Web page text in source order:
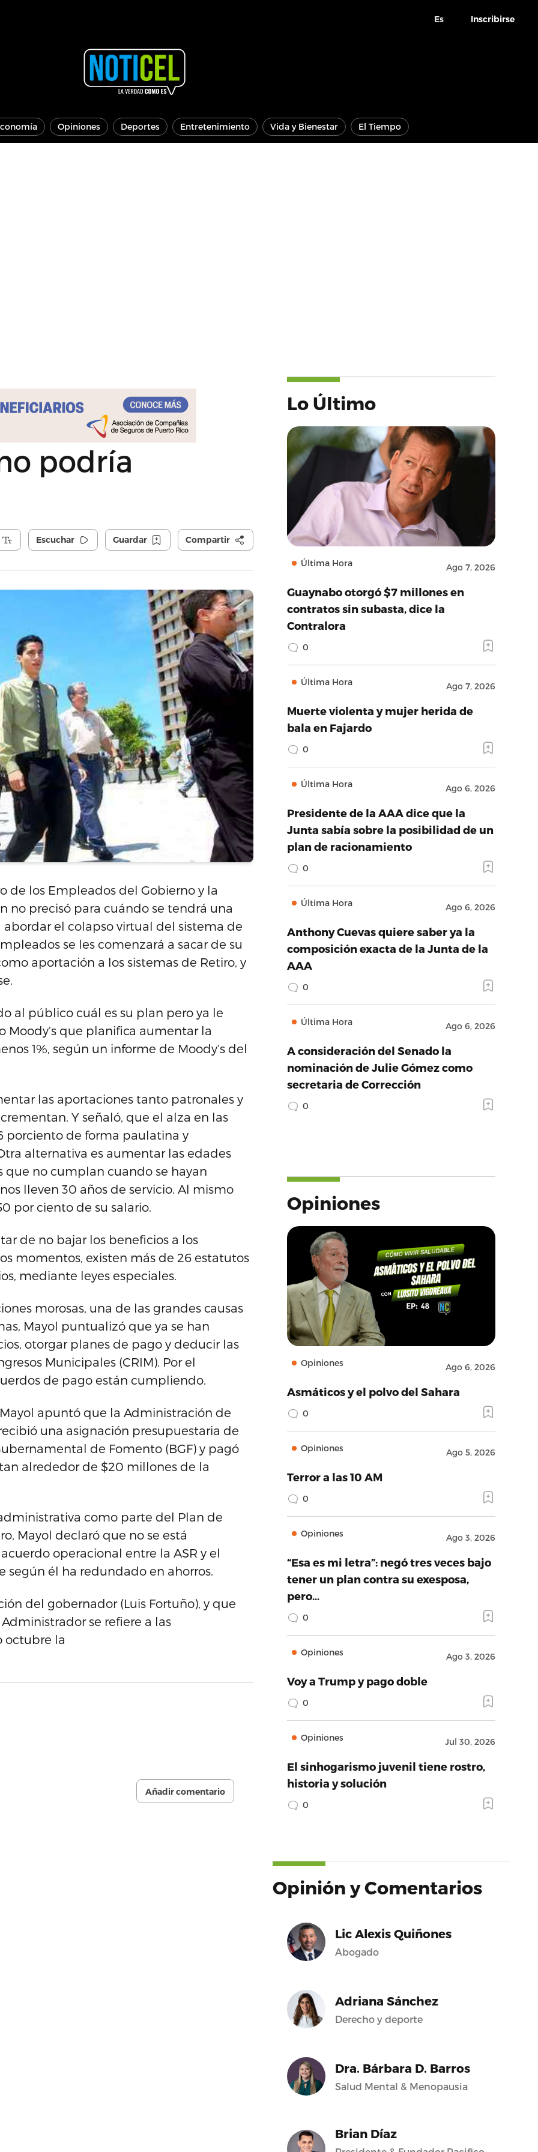
Es Inscribirse
Opiniones Deportes Entretenimiento Vida y Bienestar El Tiempo
podría
Escuchar Guardar Compartir
de los Empleados del Gobierno y la
no precisó para cuándo se tendrá una
el colapso virtual del sistema de
se les comenzará a sacar de su
aportación a los sistemas de Retiro, y
al público cuál es su plan pero ya le
que planifica aumentar la
1%, según un informe de Moody’s del
las aportaciones tanto patronales y
Y señaló, que el alza en las
porciento de forma paulatina y
alternativa es aumentar las edades
que no cumplan cuando se hayan
lleven 30 años de servicio. Al mismo
por ciento de su salario.
de no bajar los beneficios a los
momentos, existen más de 26 estatutos
mediante leyes especiales.
morosas, una de las grandes causas
Mayol puntualizó que ya se han
otorgar planes de pago y deducir las
Municipales (CRIM). Por el
de pago están cumpliendo.
apuntó que la Administración de
una asignación presupuestaria de
de Fomento (BGF) y pagó
alrededor de $20 millones de la
como parte del Plan de
Mayol declaró que no se está
operacional entre la ASR y el
según él ha redundado en ahorros.
del gobernador (Luis Fortuño), y que
se refiere a las
octubre la
Añadir comentario
Lo Último
Última Hora Ago 7, 2026
Guaynabo otorgó $7 millones en
contratos sin subasta, dice la
Contralora
0
Última Hora Ago 7, 2026
Muerte violenta y mujer herida de
bala en Fajardo
0
Última Hora Ago 6, 2026
Presidente de la AAA dice que la
Junta sabía sobre la posibilidad de un
plan de racionamiento
0
Última Hora Ago 6, 2026
Anthony Cuevas quiere saber ya la
composición exacta de la Junta de la
AAA
0
Última Hora Ago 6, 2026
A consideración del Senado la
nominación de Julie Gómez como
secretaria de Corrección
0
Opiniones
Opiniones Ago 6, 2026
Asmáticos y el polvo del Sahara
0
Opiniones Ago 5, 2026
Terror a las 10 AM
0
Opiniones Ago 3, 2026
“Esa es mi letra”: negó tres veces bajo
tener un plan contra su exesposa,
pero…
0
Opiniones Ago 3, 2026
Voy a Trump y pago doble
0
Opiniones Jul 30, 2026
El sinhogarismo juvenil tiene rostro,
historia y solución
0
Opinión y Comentarios
Lic Alexis Quiñones
Abogado
Adriana Sánchez
Derecho y deporte
Dra. Bárbara D. Barros
Salud Mental & Menopausia
Brian Díaz